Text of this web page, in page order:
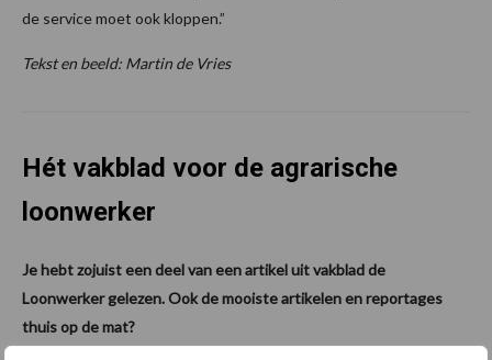
de service moet ook kloppen.”
Tekst en beeld: Martin de Vries
Hét vakblad voor de agrarische
loonwerker
Je hebt zojuist een deel van een artikel uit vakblad de
Loonwerker gelezen. Ook de mooiste artikelen en reportages
thuis op de mat?